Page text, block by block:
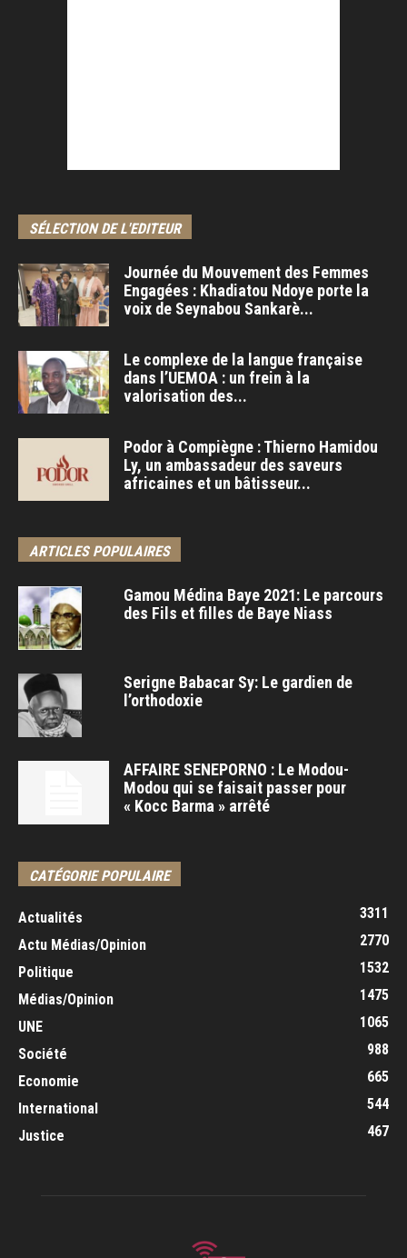
SÉLECTION DE L'EDITEUR
Journée du Mouvement des Femmes
Engagées : Khadiatou Ndoye porte la
voix de Seynabou Sankarè...
Le complexe de la langue française
dans l’UEMOA : un frein à la
valorisation des...
Podor à Compiègne : Thierno Hamidou
Ly, un ambassadeur des saveurs
africaines et un bâtisseur...
ARTICLES POPULAIRES
Gamou Médina Baye 2021: Le parcours
des Fils et filles de Baye Niass
Serigne Babacar Sy: Le gardien de
l’orthodoxie
AFFAIRE SENEPORNO : Le Modou-
Modou qui se faisait passer pour
« Kocc Barma » arrêté
CATÉGORIE POPULAIRE
Actualités
3311
Actu Médias/Opinion
2770
Politique
1532
Médias/Opinion
1475
UNE
1065
Société
988
Economie
665
International
544
Justice
467